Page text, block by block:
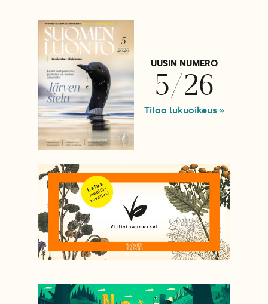
UUSIN NUMERO
5/26
Tilaa lukuoikeus »